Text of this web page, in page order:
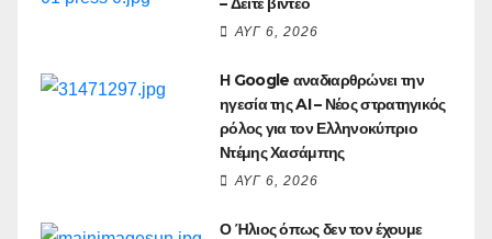
ΑΥΓ 6, 2026
Η Google αναδιαρθρώνει την
ηγεσία της AI – Νέος στρατηγικός
ρόλος για τον Ελληνοκύπριο
Ντέμης Χασάμπης
ΑΥΓ 6, 2026
Ο Ήλιος όπως δεν τον έχουμε